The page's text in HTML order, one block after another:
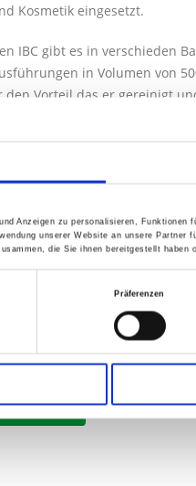
Anzeigen zu personalisieren,
unserer Website an unsere
die Sie ihnen bereitgestellt
Präferenzen
Kosmetik eingesetzt.
IBC gibt es in verschieden
in Volumen von
den Vorteil das er gereinigt
ist stapelbar und kann mithilfe
befördert werden.
wie für Garten- oder
Behälter hervorragend.
Fragen stehen wir Ihnen
Anfrage IBC